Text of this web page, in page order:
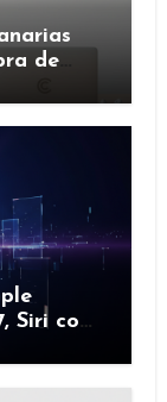
de
Siri con